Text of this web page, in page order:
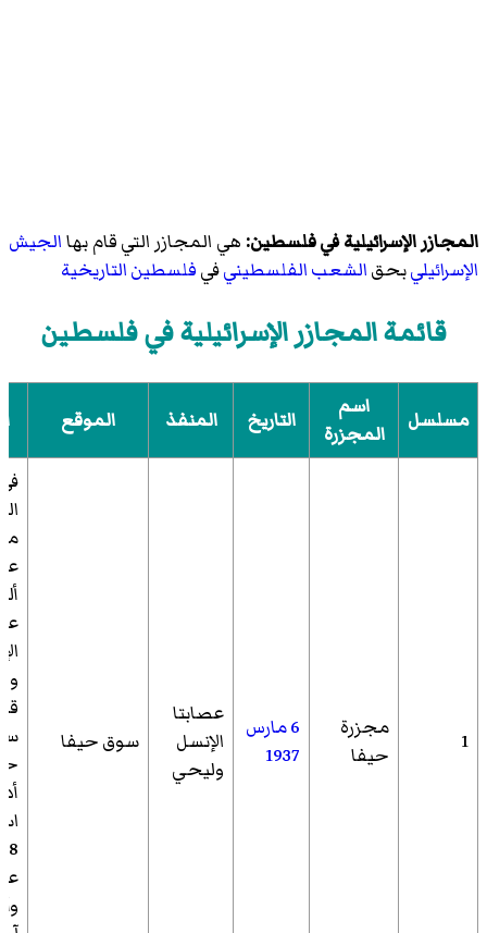
المجازر الإسرائيلية في فلسطين: هي المجازر التي قام بهاالجيش
الإسرائيليبحقالشعب الفلسطينيفيفلسطين التاريخية
قائمة المجازر الإسرائيلية في فلسطين
مسلسل
اسم
المجزرة
التاريخ المنفذ الموقع
1
مجزرة
حيفا
6 مارس
1937
عصابتا
الإنسل
وليحي
سوق حيفا
في